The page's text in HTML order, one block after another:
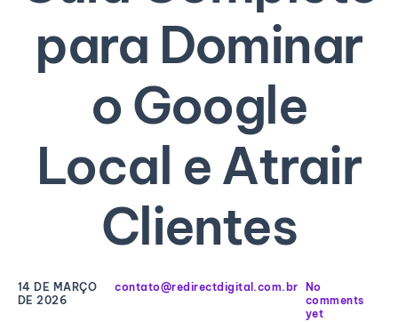
para Dominar
o Google
Local e Atrair
Clientes
14 DE MARÇO
DE 2026
contato@redirectdigital.com.br
No
comments
yet